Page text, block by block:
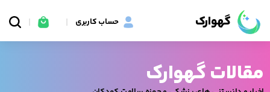
گهوارک حساب کاربری
مقالات گهوارک